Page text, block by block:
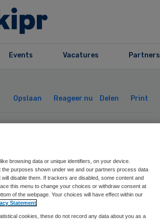
Events Vacatures Partners
Opslaan Reageer nu Delen Print
vallen
browsing data or unique identifiers, on your device.
purposes shown under we and our partners process data
disable them. If trackers are disabled, some content and
this menu to change your choices or withdraw consent at
of the webpage. Your choices will have effect within our
Statement
cookies, these do not record any data about you as a